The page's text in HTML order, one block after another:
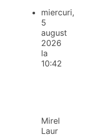
miercuri,
5
august
2026
la
10:42
Mirel
Laur